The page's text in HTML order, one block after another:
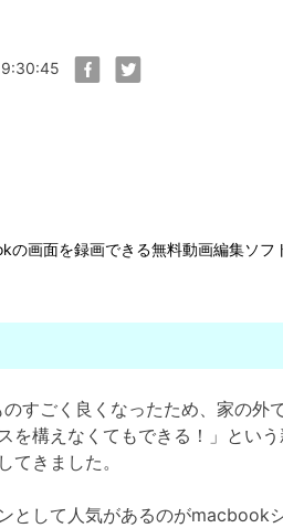
の画面を録画できる無料動画編集ソフ
すごく良くなったため、家の外
を構えなくてもできる！」とい
てきました。
として人気があるのが